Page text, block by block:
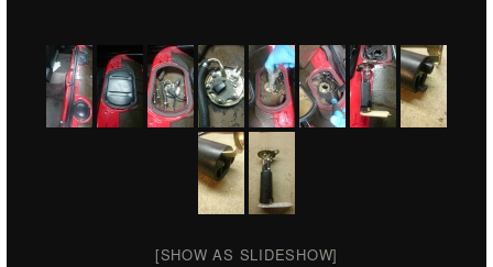
[SHOW AS SLIDESHOW]